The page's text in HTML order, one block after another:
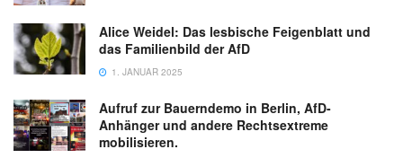
Alice Weidel: Das lesbische Feigenblatt und
das Familienbild der AfD
1. JANUAR 2025
Aufruf zur Bauerndemo in Berlin, AfD-
Anhänger und andere Rechtsextreme
mobilisieren.